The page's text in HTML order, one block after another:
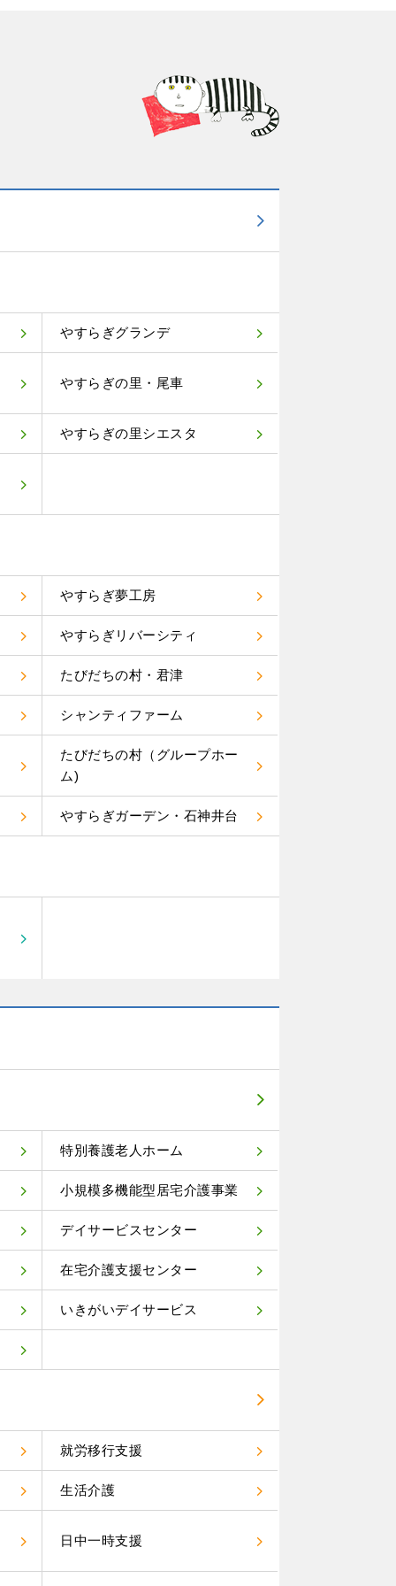
やすらぎグランデ
やすらぎの里・尾車
やすらぎの里シエスタ
やすらぎ夢工房
やすらぎリバーシティ
たびだちの村・君津
シャンティファーム
たびだちの村（グループホー
ム)
やすらぎガーデン・石神井台
特別養護老人ホーム
小規模多機能型居宅介護事業
デイサービスセンター
在宅介護支援センター
いきがいデイサービス
就労移行支援
生活介護
日中一時支援